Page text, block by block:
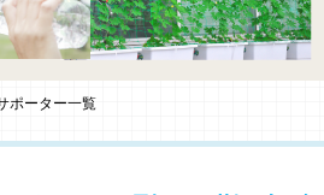
ポーター一覧